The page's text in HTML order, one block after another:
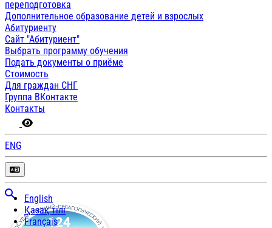
переподготовка
Дополнительное образование детей и взрослых
Абитуриенту
Сайт "Абитуриент"
Выбрать программу обучения
Подать документы о приёме
Стоимость
Для граждан СНГ
Группа ВКонтакте
Контакты
ENG
English
Қазақ тілі
Français